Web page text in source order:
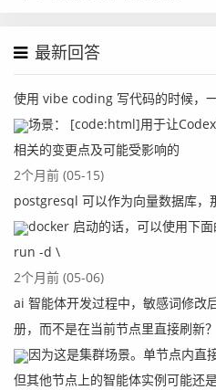
最新回答
使用 vibe coding 写代码的时候，
场景： [code:html]用于让
相关的变更点及可能受影响的
2个月前 (05-15)
postgresql 可以作为向量数据库，
docker 启动的话，可以使用下
run -d \
2个月前 (05-06)
ai 智能体开发过程中，敏感词修改
册，而不是在当前节点里直接刷新？
因为这是集群场景。单节点内直
但其他节点上的智能体实例可能还